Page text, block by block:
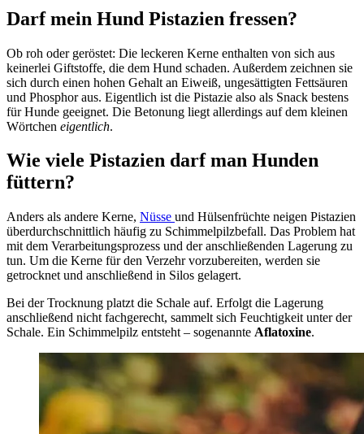
Darf mein Hund Pistazien fressen?
Ob roh oder geröstet: Die leckeren Kerne enthalten von sich aus
keinerlei Giftstoffe, die dem Hund schaden. Außerdem zeichnen sie
sich durch einen hohen Gehalt an Eiweiß, ungesättigten Fettsäuren
und Phosphor aus. Eigentlich ist die Pistazie also als Snack bestens
für Hunde geeignet. Die Betonung liegt allerdings auf dem kleinen
Wörtchen eigentlich.
Wie viele Pistazien darf man Hunden
füttern?
Anders als andere Kerne, Nüsse und Hülsenfrüchte neigen Pistazien
überdurchschnittlich häufig zu Schimmelpilzbefall. Das Problem hat
mit dem Verarbeitungsprozess und der anschließenden Lagerung zu
tun. Um die Kerne für den Verzehr vorzubereiten, werden sie
getrocknet und anschließend in Silos gelagert.
Bei der Trocknung platzt die Schale auf. Erfolgt die Lagerung
anschließend nicht fachgerecht, sammelt sich Feuchtigkeit unter der
Schale. Ein Schimmelpilz entsteht – sogenannte Aflatoxine.